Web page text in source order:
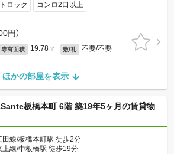
ロック コンロ2口以上
円）
専有面積 19.78㎡ 敷/礼 不要/不要
ほかの部屋を表示
板橋本町 6階 築19年5ヶ月の賃貸物
田線/板橋本町駅 徒歩2分
上線/中板橋駅 徒歩19分